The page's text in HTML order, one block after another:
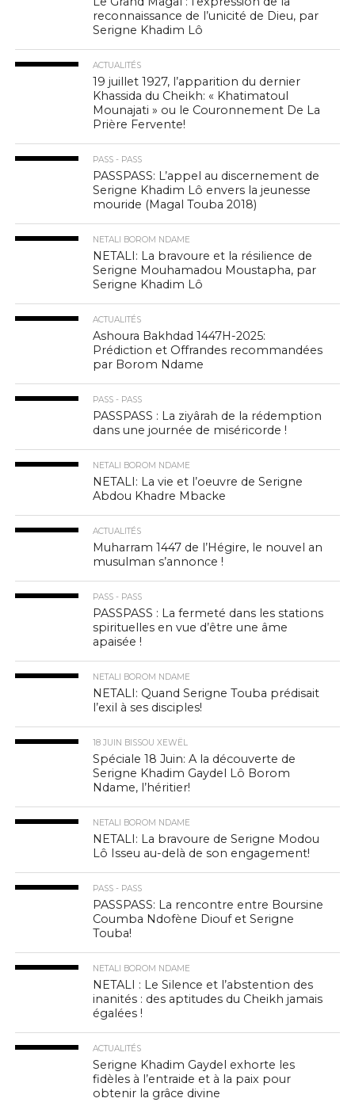
reconnaissance de l’unicité de Dieu, par
Serigne Khadim Lô
ACTUALITÉS
19 juillet 1927, l’apparition du dernier
Khassida du Cheikh: « Khatimatoul
Mounajati » ou le Couronnement De La
Prière Fervente!
PASS - PASS
PASSPASS: L’appel au discernement de
Serigne Khadim Lô envers la jeunesse
mouride (Magal Touba 2018)
NETALI BOROM NDAME
NETALI: La bravoure et la résilience de
Serigne Mouhamadou Moustapha, par
Serigne Khadim Lô
ACTUALITÉS
Ashoura Bakhdad 1447H-2025:
Prédiction et Offrandes recommandées
par Borom Ndame
PASS - PASS
PASSPASS : La ziyârah de la rédemption
dans une journée de miséricorde !
NETALI BOROM NDAME
NETALI: La vie et l’oeuvre de Serigne
Abdou Khadre Mbacke
ACTUALITÉS
Muharram 1447 de l’Hégire, le nouvel an
musulman s’annonce !
PASS - PASS
PASSPASS : La fermeté dans les stations
spirituelles en vue d’être une âme
apaisée !
NETALI BOROM NDAME
NETALI: Quand Serigne Touba prédisait
l’exil à ses disciples!
18 JUIN BISSOU XEWËL
Spéciale 18 Juin: A la découverte de
Serigne Khadim Gaydel Lô Borom
Ndame, l’héritier!
NETALI BOROM NDAME
NETALI: La bravoure de Serigne Modou
Lô Isseu au-delà de son engagement!
PASS - PASS
PASSPASS: La rencontre entre Boursine
Coumba Ndofène Diouf et Serigne
Touba!
NETALI BOROM NDAME
NETALI : Le Silence et l’abstention des
inanités : des aptitudes du Cheikh jamais
égalées !
ACTUALITÉS
Serigne Khadim Gaydel exhorte les
fidèles à l’entraide et à la paix pour
obtenir la grâce divine